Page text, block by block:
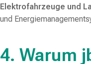
Elektrofahrzeuge und
und
4. Warum